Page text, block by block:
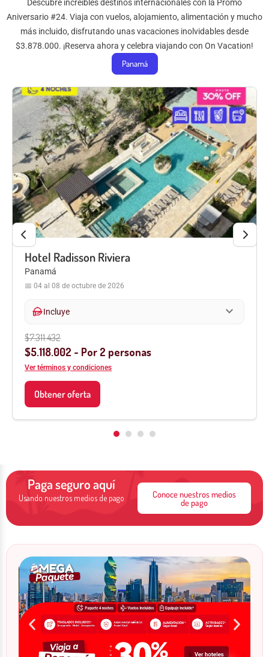
Descubre increíbles destinos internacionales con la Promo
Aniversario #24. Viaja con vuelos, alojamiento, alimentación y mucho
más incluido, disfrutando unas vacaciones inolvidables desde
$3.878.000. ¡Reserva ahora y celebra viajando con On Vacation!
Panamá
Hotel Radisson Riviera
Panamá
📅 04 al 08 de octubre de 2026
hand_mealIncluye expand_more
$7.311.432
$5.118.002 - Por 2 personas
Ver términos y condiciones
Obtener oferta
Paga seguro aquí
Usando nuestros medios de pago Conoce nuestros medios
de pago